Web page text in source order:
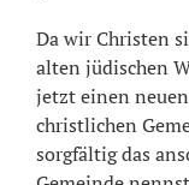
Da wir Christen
alten jüdischen
jetzt einen
christlichen
sorgfältig das